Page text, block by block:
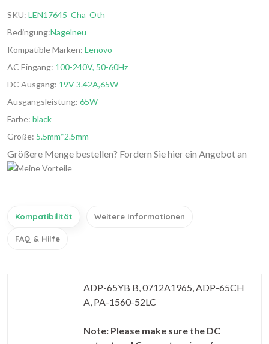
SKU: LEN17645_Cha_Oth
Bedingung:Nagelneu
Kompatible Marken: Lenovo
AC Eingang: 100-240V, 50-60Hz
DC Ausgang: 19V 3.42A,65W
Ausgangsleistung: 65W
Farbe: black
Größe: 5.5mm*2.5mm
Größere Menge bestellen? Fordern Sie hier ein Angebot an
Kompatibilität Weitere Informationen
FAQ & Hilfe
ADP-65YB B, 0712A1965, ADP-65CH
A, PA-1560-52LC
Note: Please make sure the DC